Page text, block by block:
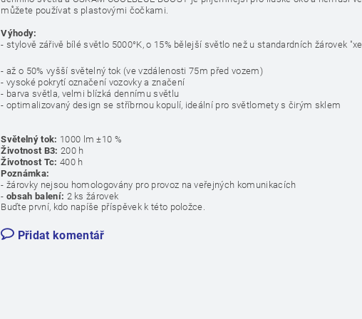
můžete používat s plastovými čočkami.
Výhody:
- stylově zářivě bílé světlo 5000°K, o 15% bělejší světlo než u standardních žárovek
- až o 50% vyšší světelný tok (ve vzdálenosti 75m před vozem)
- vysoké pokrytí označení vozovky a značení
- barva světla, velmi blízká dennímu světlu
- optimalizovaný design se stříbrnou kopulí, ideální pro světlomety s čirým sklem
Světelný tok: 1000 lm ±10 %
Životnost B3: 200 h
Životnost Tc: 400 h
Poznámka:
- žárovky nejsou homologovány pro provoz na veřejných komunikacích
-obsah balení: 2 ks žárovek
Buďte první, kdo napíše příspěvek k této položce.
Přidat komentář